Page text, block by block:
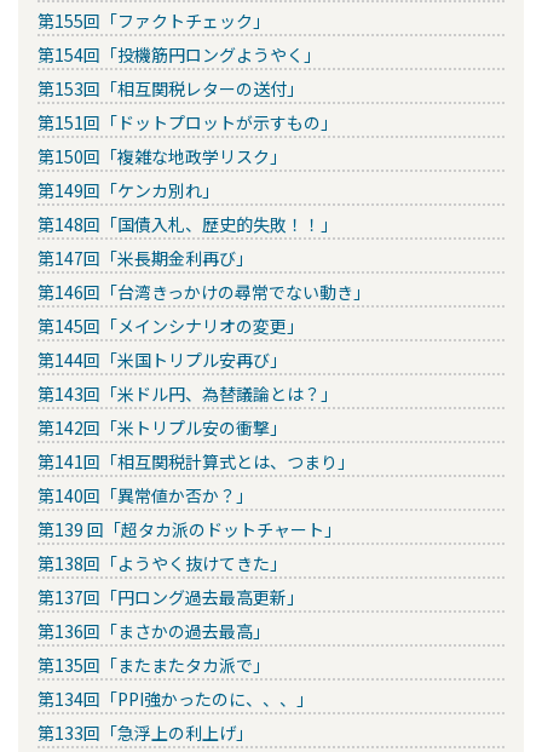
第155回「ファクトチェック」
第154回「投機筋円ロングようやく」
第153回「相互関税レターの送付」
第151回「ドットプロットが示すもの」
第150回「複雑な地政学リスク」
第149回「ケンカ別れ」
第148回「国債入札、歴史的失敗！！」
第147回「米長期金利再び」
第146回「台湾きっかけの尋常でない動き」
第145回「メインシナリオの変更」
第144回「米国トリプル安再び」
第143回「米ドル円、為替議論とは？」
第142回「米トリプル安の衝撃」
第141回「相互関税計算式とは、つまり」
第140回「異常値か否か？」
第139 回「超タカ派のドットチャート」
第138回「ようやく抜けてきた」
第137回「円ロング過去最高更新」
第136回「まさかの過去最高」
第135回「またまたタカ派で」
第134回「PPI強かったのに、、、」
第133回「急浮上の利上げ」